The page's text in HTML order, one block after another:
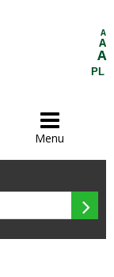
A
A
A
PL

Menu
